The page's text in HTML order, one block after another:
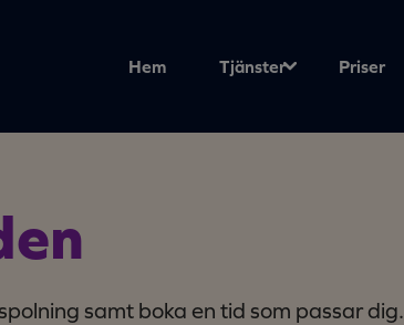
Hem Tjänster Priser
samt boka en tid som passar dig.